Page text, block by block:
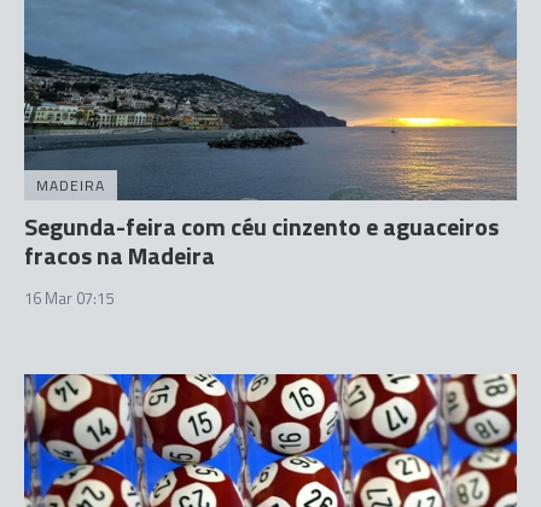
MADEIRA
Segunda-feira com céu cinzento e aguaceiros
fracos na Madeira
16 Mar 07:15